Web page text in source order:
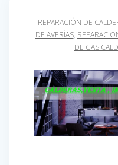
REPARACIÓN DE
DE AVERÍAS,
DE GAS